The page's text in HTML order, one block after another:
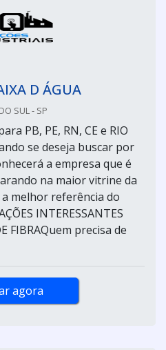
D ÁGUA
SUL - SP
PB, PE, RN, CE e RIO
se deseja buscar por
a empresa que é
na maior vitrine da
melhor referência do
INTERESSANTES
FIBRAQuem precisa de
agora